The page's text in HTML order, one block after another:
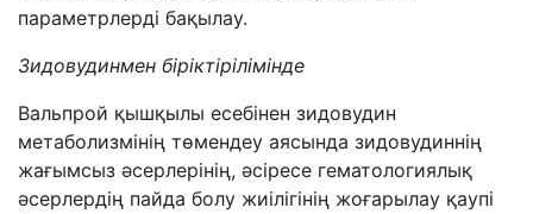
параметрлерді бақылау.
Зидовудинмен біріктірілімінде
Вальпрой қышқылы есебінен зидовудин
метаболизмінің төмендеу аясында зидовудиннің
жағымсыз әсерлерінің, әсіресе гематологиялық
әсерлердің пайда болу жиілігінің жоғарылау қаупі